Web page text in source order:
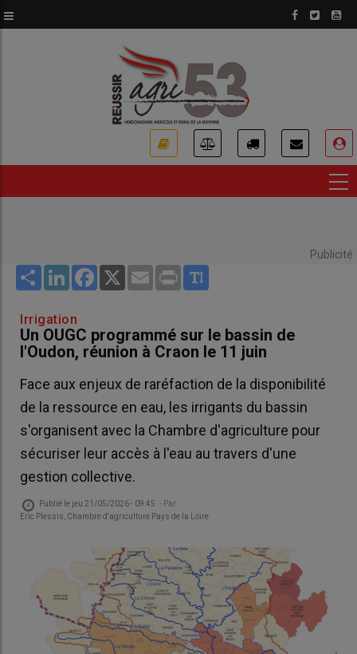
au
Publicité
Share LinkedInFacebook
X Email Print
Irrigation
Un OUGC programmé sur le bassin de
l'Oudon, réunion à Craon le 11 juin
Face aux enjeux de raréfaction de la disponibilité
de la ressource en eau, les irrigants du bassin
s'organisent avec la Chambre d'agriculture pour
sécuriser leur accès à l'eau au travers d'une
gestion collective.
Publié le jeu 21/05/2026 - 09:45 - Par
Eric Plessis, Chambre d'agriculture Pays de la Loire